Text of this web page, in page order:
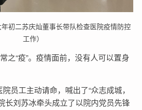
年初二苏庆灿董事长带队检查医院疫情防控
工作）
之“疫”。疫情面前，没有人可以置身
员工主动请命，喊出了“众志成城，
长刘苏冰牵头成立了以院内党员先锋